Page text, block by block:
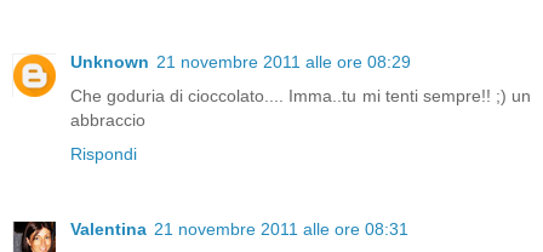
Unknown 21 novembre 2011 alle ore 08:29
Che goduria di cioccolato.... Imma..tu mi tenti sempre!! ;) un
abbraccio
Rispondi
Valentina 21 novembre 2011 alle ore 08:31